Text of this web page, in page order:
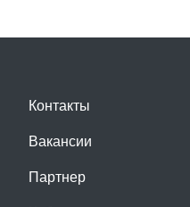
Контакты
Вакансии
Партнер